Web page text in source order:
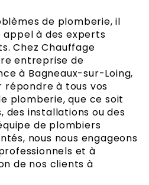
de plomberie, il
à des experts
Chez Chauffage
entreprise de
à Bagneaux-sur-Loing,
répondre à tous vos
plomberie, que ce soit
des installations ou des
de plombiers
nous nous engageons
et à
de nos clients à